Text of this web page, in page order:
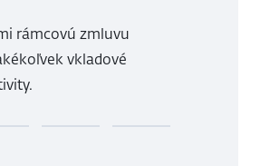
rámcovú zmluvu
vkladové